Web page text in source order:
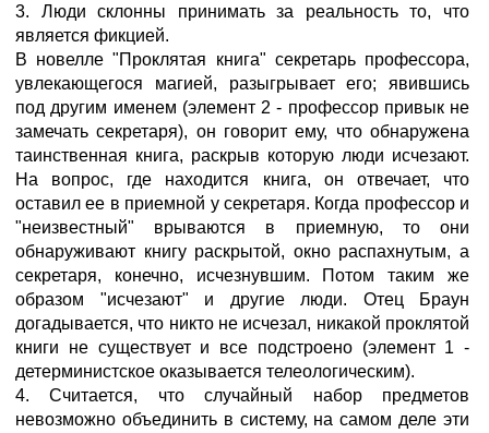
3. Люди склонны принимать за реальность то, что
является фикцией.
В новелле "Проклятая книга" секретарь профессора,
увлекающегося магией, разыгрывает его; явившись
под другим именем (элемент 2 - профессор привык не
замечать секретаря), он говорит ему, что обнаружена
таинственная книга, раскрыв которую люди исчезают.
На вопрос, где находится книга, он отвечает, что
оставил ее в приемной у секретаря. Когда профессор и
"неизвестный" врываются в приемную, то они
обнаруживают книгу раскрытой, окно распахнутым, а
секретаря, конечно, исчезнувшим. Потом таким же
образом "исчезают" и другие люди. Отец Браун
догадывается, что никто не исчезал, никакой проклятой
книги не существует и все подстроено (элемент 1 -
детерминистское оказывается телеологическим).
4. Считается, что случайный набор предметов
невозможно объединить в систему, на самом деле эти